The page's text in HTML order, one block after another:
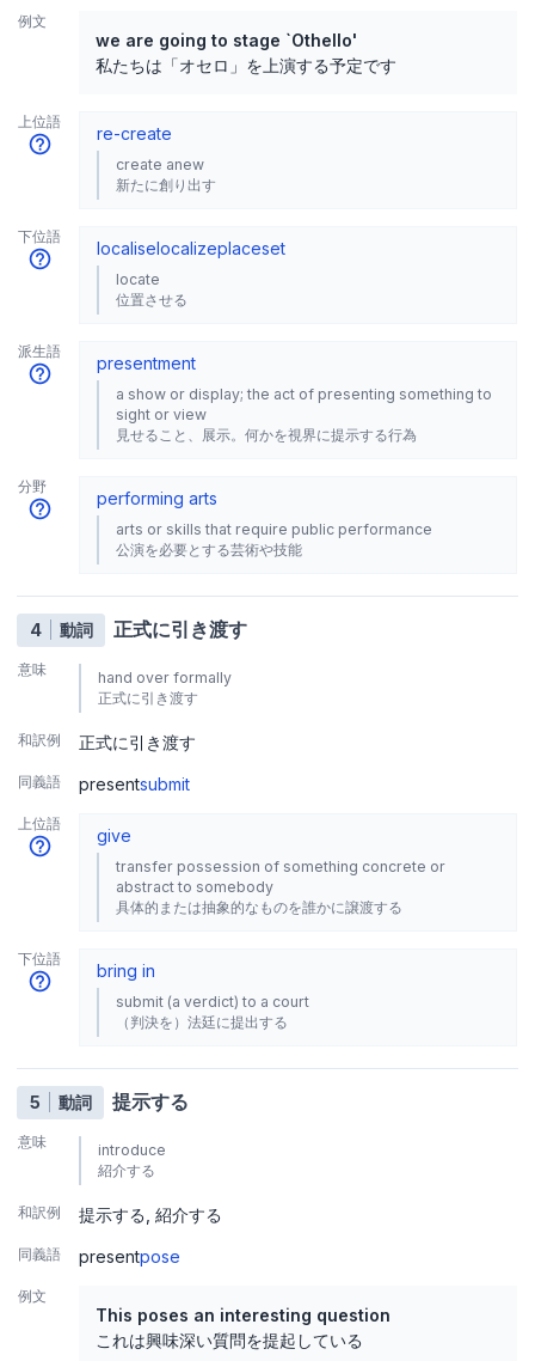
例文
we are going to stage `Othello'
私たちは「オセロ」を上演する予定です
上位語
re-create
create anew
新たに創り出す
下位語
localiselocalizeplaceset
locate
位置させる
派生語
presentment
a show or display; the act of presenting something to
sight or view
見せること、展示。何かを視界に提示する行為
分野
performing arts
arts or skills that require public performance
公演を必要とする芸術や技能
4 動詞 正式に引き渡す
意味
hand over formally
正式に引き渡す
和訳例 正式に引き渡す
同義語 presentsubmit
上位語
give
transfer possession of something concrete or
abstract to somebody
具体的または抽象的なものを誰かに譲渡する
下位語
bring in
submit (a verdict) to a court
（判決を）法廷に提出する
5 動詞 提示する
意味
introduce
紹介する
和訳例 提示する 紹介する
同義語 presentpose
例文
This poses an interesting question
これは興味深い質問を提起している